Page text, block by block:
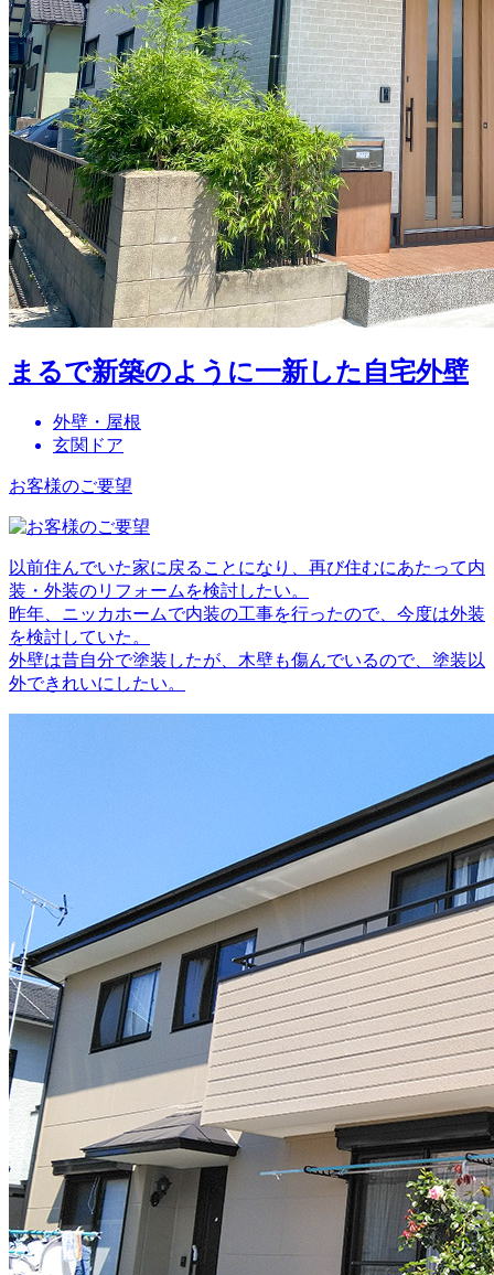
まるで新築のように一新した自宅外壁
外壁・屋根
玄関ドア
お客様のご要望
以前住んでいた家に戻ることになり、再び住むにあたって内
装・外装のリフォームを検討したい。
昨年、ニッカホームで内装の工事を行ったので、今度は外装
を検討していた。
外壁は昔自分で塗装したが、木壁も傷んでいるので、塗装以
外できれいにしたい。